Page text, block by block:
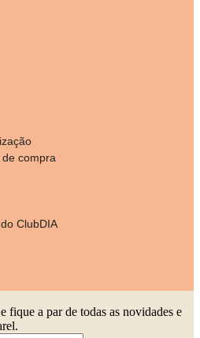
compra
ClubDIA
fique a par de todas as novidades e